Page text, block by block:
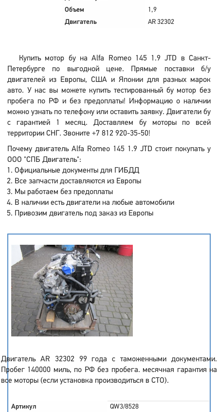
Объем
1,9
Двигатель
AR 32302
Купить мотор бу на Alfa Romeo 145 1.9 JTD в Санкт-
Петербурге по выгодной цене. Прямые поставки б/у
двигателей из Европы, США и Японии для разных марок
авто. У нас вы можете купить тестированный бу мотор без
пробега по РФ и без предоплаты! Информацию о наличии
можно узнать по телефону или оставить заявку. Двигатели бу
с гарантией 1 месяц. Доставляем бу моторы по всей
территории СНГ. Звоните +7 812 920-35-50!
Почему двигатель Alfa Romeo 145 1.9 JTD стоит покупать у
ООО "СПБ Двигатель":
Официальные документы для ГИБДД
Все запчасти доставляются из Европы
Мы работаем без предоплаты
В наличии есть двигатели на любые автомобили
Привозим двигатель под заказ из Европы
Двигатель AR 32302 99 года с таможенными документами.
Пробег 140000 миль, по РФ без пробега. месячная гарантия на
все моторы (если установка производиться в СТО).
Артикул
QW3/8528